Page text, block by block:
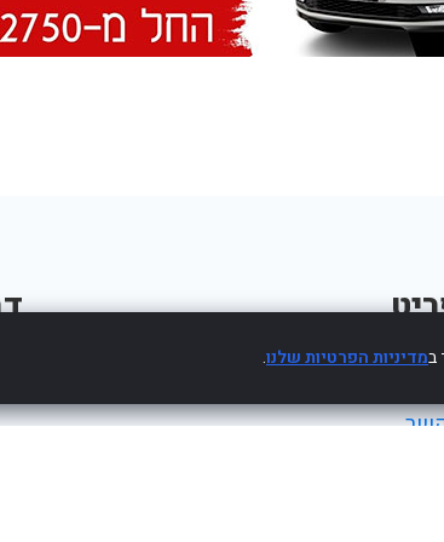
במדיניות הפרטיות שלנו.